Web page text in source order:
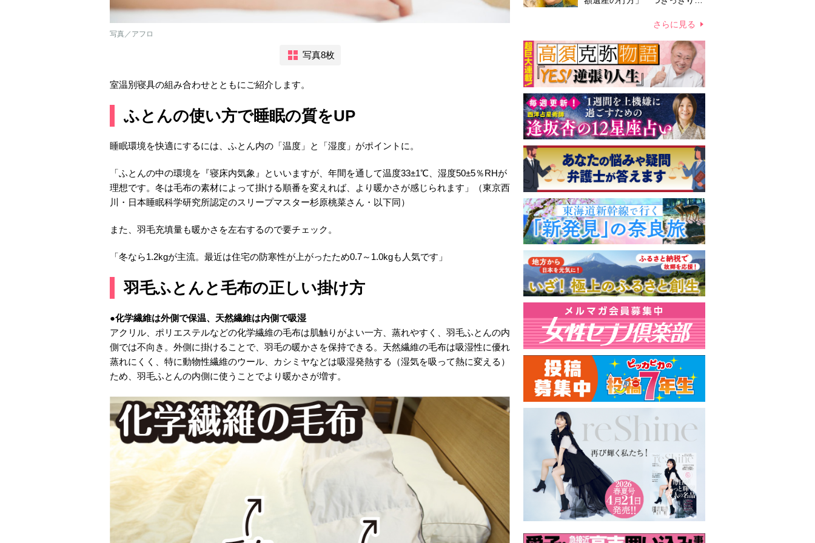
写真／アフロ
写真8枚
室温別寝具の組み合わせとともにご紹介します。
ふとんの使い方で睡眠の質をUP
睡眠環境を快適にするには、ふとん内の「温度」と「湿度」がポイントに。
「ふとんの中の環境を『寝床内気象』といいますが、年間を通して温度33±1℃、湿度50±5％RHが
理想です。冬は毛布の素材によって掛ける順番を変えれば、より暖かさが感じられます」（東京西
川・日本睡眠科学研究所認定のスリープマスター杉原桃菜さん・以下同）
また、羽毛充填量も暖かさを左右するので要チェック。
「冬なら1.2kgが主流。最近は住宅の防寒性が上がったため0.7～1.0kgも人気です」
羽毛ふとんと毛布の正しい掛け方
●化学繊維は外側で保温、天然繊維は内側で吸湿
アクリル、ポリエステルなどの化学繊維の毛布は肌触りがよい一方、蒸れやすく、羽毛ふとんの内
側では不向き。外側に掛けることで、羽毛の暖かさを保持できる。天然繊維の毛布は吸湿性に優れ
蒸れにくく、特に動物性繊維のウール、カシミヤなどは吸湿発熱する（湿気を吸って熱に変える）
ため、羽毛ふとんの内側に使うことでより暖かさが増す。
さらに見る